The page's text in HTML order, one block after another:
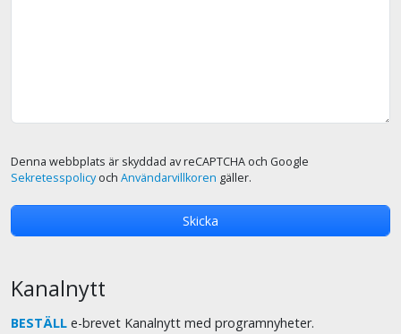
Denna webbplats är skyddad av reCAPTCHA och Google
Sekretesspolicyoch Användarvillkoren gäller.
Kanalnytt
BESTÄLL e-brevet Kanalnytt med programnyheter.